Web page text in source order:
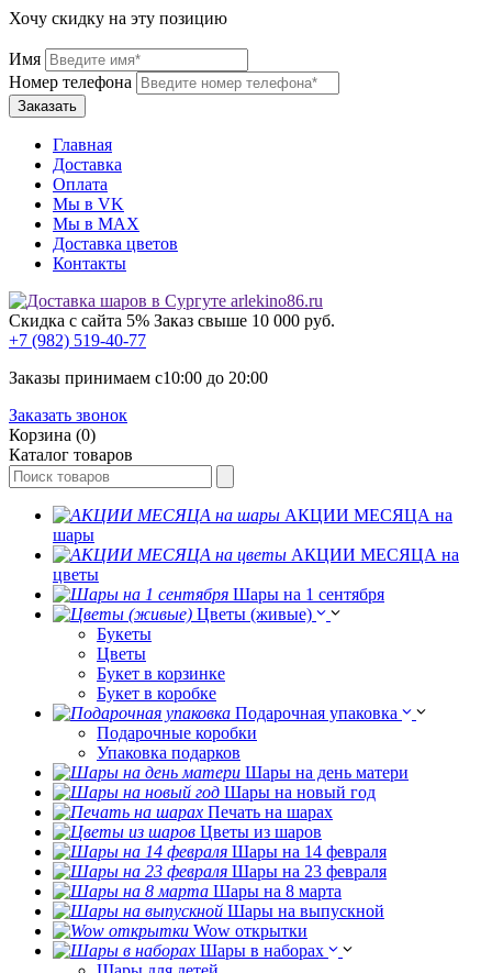
Хочу скидку на эту позицию
Имя
Номер телефона
Главная
Доставка
Оплата
Мы в VK
Мы в МАХ
Доставка цветов
Контакты
Скидка с сайта 5% Заказ свыше 10 000 руб.
+7 (982) 519-40-77
Заказы принимаем с10:00 до 20:00
Заказать звонок
Корзина (0)
Каталог товаров
АКЦИИ МЕСЯЦА на
шары
АКЦИИ МЕСЯЦА на
цветы
Шары на 1 сентября
Цветы (живые)
Букеты
Цветы
Букет в корзинке
Букет в коробке
Подарочная упаковка
Подарочные коробки
Упаковка подарков
Шары на день матери
Шары на новый год
Печать на шарах
Цветы из шаров
Шары на 14 февраля
Шары на 23 февраля
Шары на 8 марта
Шары на выпускной
Wow открытки
Шары в наборах